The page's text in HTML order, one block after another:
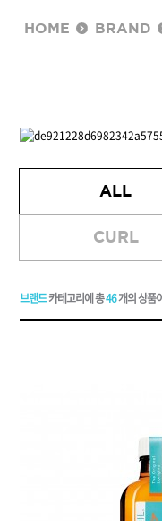
HOME BRAND
ALL
CURL
브랜드카테고리에 총46개의 상품